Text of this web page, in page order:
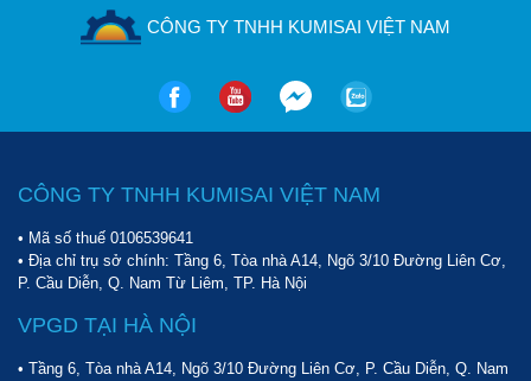
CÔNG TY TNHH KUMISAI VIỆT NAM
CÔNG TY TNHH KUMISAI VIỆT NAM
• Mã số thuế 0106539641
• Địa chỉ trụ sở chính: Tầng 6, Tòa nhà A14, Ngõ 3/10 Đường Liên Cơ,
P. Cầu Diễn, Q. Nam Từ Liêm, TP. Hà Nội
VPGD TẠI HÀ NỘI
• Tầng 6, Tòa nhà A14, Ngõ 3/10 Đường Liên Cơ, P. Cầu Diễn, Q. Nam